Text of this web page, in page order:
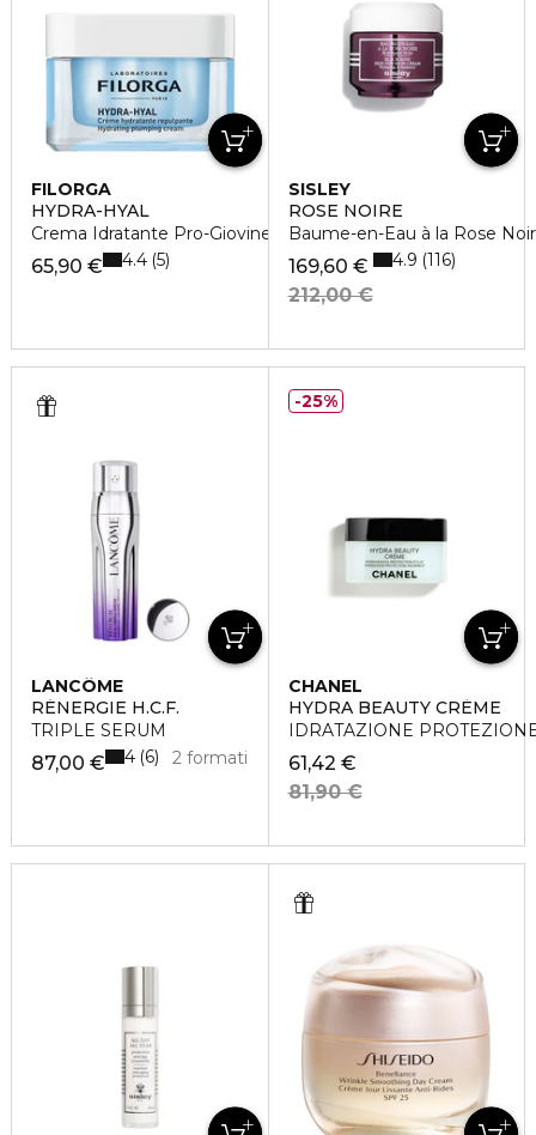
FILORGA
HYDRA-HYAL
Crema Idratante Pro-Giovinezza
65,90 € 4.4 5
SISLEY
ROSE NOIRE
Baume-en-Eau à la Rose
169,60 €
212,00 €
4.9 116
LANCÔME
RÉNERGIE H.C.F.
TRIPLE SERUM
87,00 € 2 formati
4 6
CHANEL
HYDRA BEAUTY CRÈME
IDRATAZIONE
61,42 €
81,90 €
25%